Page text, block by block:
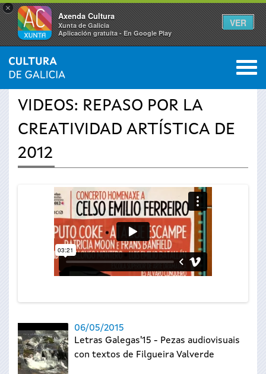
×
Axenda Cultura
Xunta de Galicia
Aplicación gratuíta - En Google Play
VER
Se
usted
INICIO › ACTUALIDAD 0
VIDEOS: REPASO POR LA
CREATIVIDAD ARTÍSTICA DE
2012
06/05/2015
Letras Galegas'15 - Pezas audiovisuais
con textos de Filgueira Valverde